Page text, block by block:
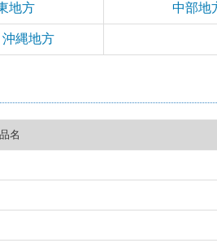
地方 中部地
縄地方
名